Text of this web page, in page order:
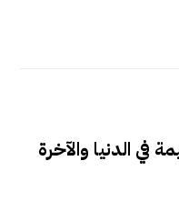
في الدنيا والآخرة